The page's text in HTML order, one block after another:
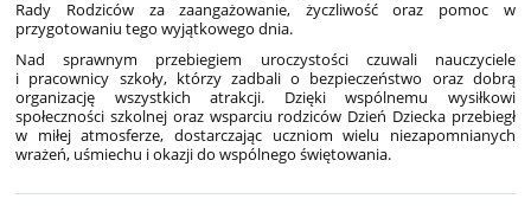
Rady Rodziców za zaangażowanie, życzliwość oraz pomoc w
przygotowaniu tego wyjątkowego dnia.
Nad sprawnym przebiegiem uroczystości czuwali nauczyciele
i pracownicy szkoły, którzy zadbali o bezpieczeństwo oraz dobrą
organizację wszystkich atrakcji. Dzięki wspólnemu wysiłkowi
społeczności szkolnej oraz wsparciu rodziców Dzień Dziecka przebiegł
w miłej atmosferze, dostarczając uczniom wielu niezapomnianych
wrażeń, uśmiechu i okazji do wspólnego świętowania.